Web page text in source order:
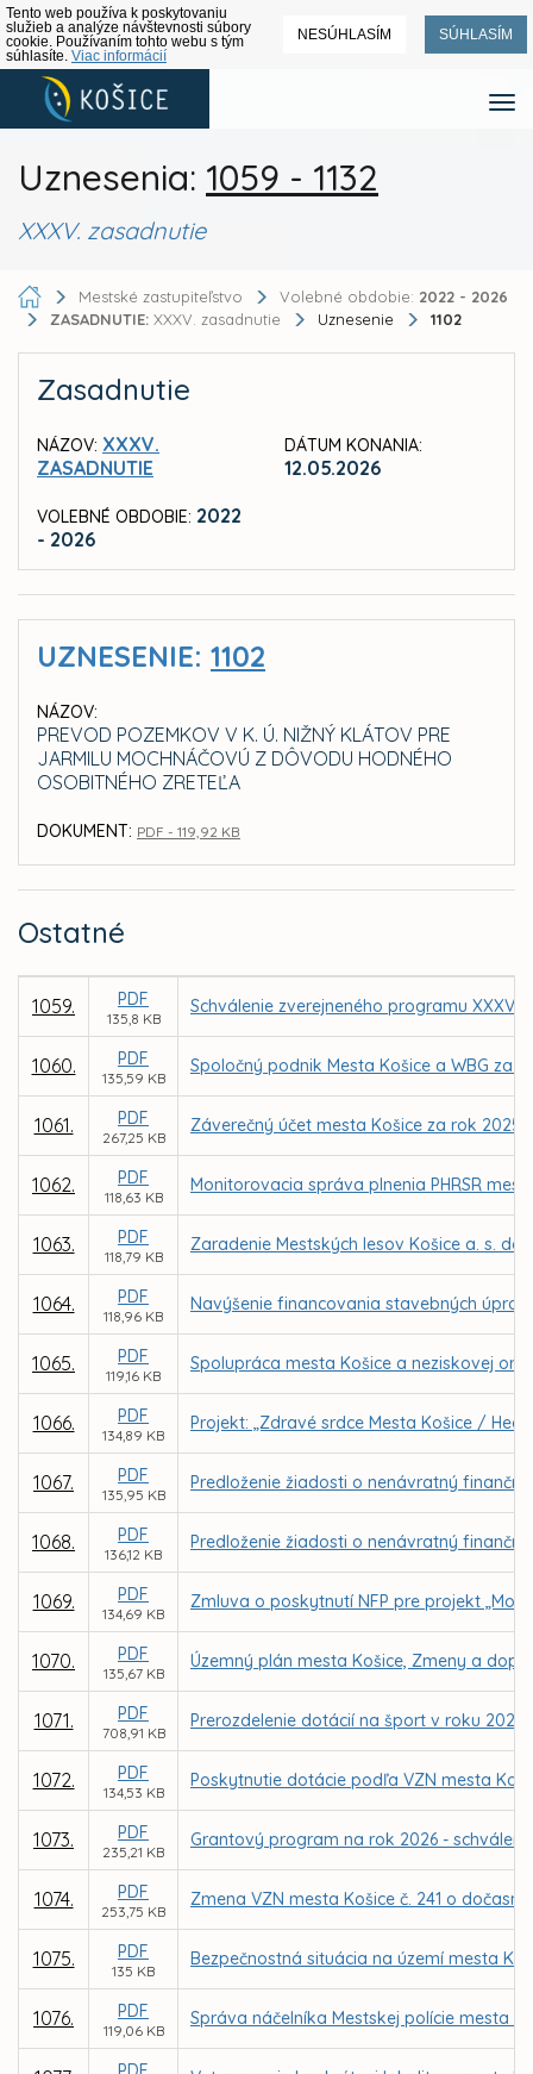
Tento web používa k poskytovaniu
služieb a analýze návštevnosti súbory
cookie. Používaním tohto webu s tým
súhlasíte. Viac informácií
NESÚHLASÍM SÚHLASÍM
Uznesenia: 1059 - 1132
XXXV. zasadnutie
Mestské zastupiteľstvo Volebné obdobie: 2022 - 2026
ZASADNUTIE: XXXV. zasadnutie Uznesenie 1102
Zasadnutie
NÁZOV: XXXV.
ZASADNUTIE
VOLEBNÉ OBDOBIE: 2022
- 2026
DÁTUM KONANIA:
12.05.2026
UZNESENIE: 1102
NÁZOV:
PREVOD POZEMKOV V K. Ú. NIŽNÝ KLÁTOV PRE
JARMILU MOCHNÁČOVÚ Z DÔVODU HODNÉHO
OSOBITNÉHO ZRETEĽA
DOKUMENT: PDF - 119,92 KB
Ostatné
1059. PDF
135,8 KB
Schválenie zverejneného programu XXXV.
1060. PDF
135,59 KB
Spoločný podnik Mesta Košice a WBG za
1061. PDF
267,25 KB
Záverečný účet mesta Košice za rok 2025
1062. PDF
118,63 KB
Monitorovacia správa plnenia PHRSR
1063. PDF
118,79 KB
Zaradenie Mestských lesov Košice a. s.
1064. PDF
118,96 KB
Navýšenie financovania stavebných
1065. PDF
119,16 KB
Spolupráca mesta Košice a neziskovej
1066. PDF
134,89 KB
Projekt: „Zdravé srdce Mesta Košice /
1067. PDF
135,95 KB
Predloženie žiadosti o nenávratný
1068. PDF
136,12 KB
Predloženie žiadosti o nenávratný
1069. PDF
134,69 KB
Zmluva o poskytnutí NFP pre projekt
1070. PDF
135,67 KB
Územný plán mesta Košice, Zmeny a
1071. PDF
708,91 KB
Prerozdelenie dotácií na šport v roku 2026
1072. PDF
134,53 KB
Poskytnutie dotácie podľa VZN mesta
1073. PDF
235,21 KB
Grantový program na rok 2026 -
1074. PDF
253,75 KB
Zmena VZN mesta Košice č. 241 o
1075. PDF
135 KB
Bezpečnostná situácia na území mesta
1076. PDF
119,06 KB
Správa náčelníka Mestskej polície mesta